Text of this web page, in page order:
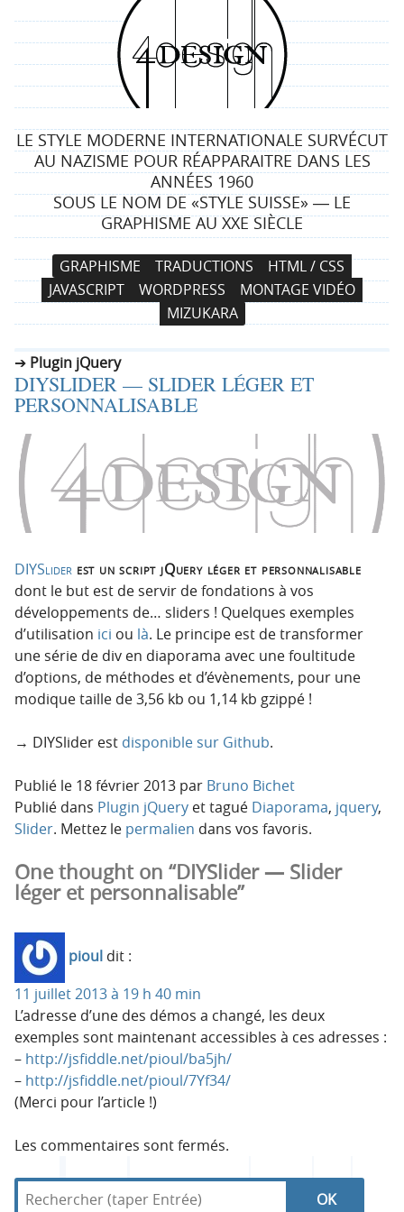
4
d
e
s
i
g
n
LE STYLE MODERNE INTERNATIONALE SURVÉCUT
AU NAZISME POUR RÉAPPARAITRE DANS LES
ANNÉES 1960
SOUS LE NOM DE «STYLE SUISSE» ― LE
GRAPHISME AU XXE SIÈCLE
N
a
v
i
a
t
i
n
r
c
i
p
a
l
e
A
l
l
e
a
u
c
n
e
n
GRAPHISME TRADUCTIONS
HTML / CSS
JAVASCRIPT
WORDPRESS
MONTAGE VIDÉO
MIZUKARA
Plugin jQuery
DIYSLIDER — SLIDER LÉGER ET
PERSONNALISABLE
DIYSlider est un script jQuery léger et personnalisable
dont le but est de servir de fondations à vos
développements de… sliders ! Quelques exemples
d’utilisation ici ou là. Le principe est de transformer
une série de div en diaporama avec une foultitude
d’options, de méthodes et d’évènements, pour une
modique taille de 3,56 kb ou 1,14 kb gzippé !
→ DIYSlider est disponible sur Github.
Publié le 18 février 2013 par Bruno Bichet
Publié dans Plugin jQuery et tagué Diaporama, jquery,
Slider. Mettez le permalien dans vos favoris.
One thought on “DIYSlider — Slider
léger et personnalisable”
pioul dit :
11 juillet 2013 à 19 h 40 min
L’adresse d’une des démos a changé, les deux
exemples sont maintenant accessibles à ces adresses :
– http://jsfiddle.net/pioul/ba5jh/
– http://jsfiddle.net/pioul/7Yf34/
(Merci pour l’article !)
Les commentaires sont fermés.
R
R
d